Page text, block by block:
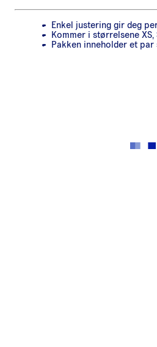
Enkel justering gir deg
Kommer i størrelsene
Pakken inneholder et